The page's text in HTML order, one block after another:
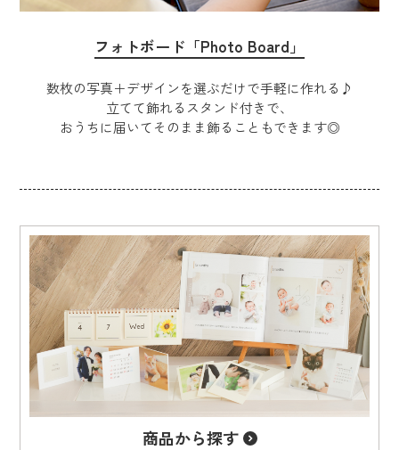
フォトボード「Photo Board」
数枚の写真＋デザインを選ぶだけで手軽に作れる♪
立てて飾れるスタンド付きで、
おうちに届いてそのまま飾ることもできます◎
商品から探す